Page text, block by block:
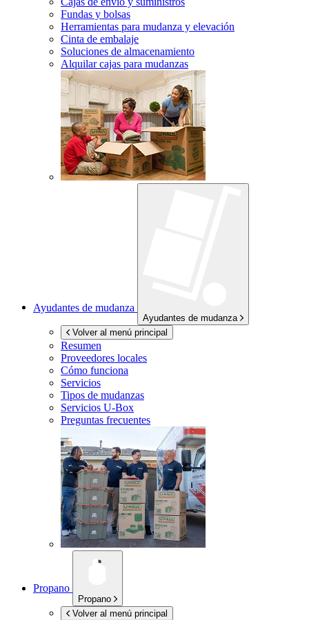
Fundas y bolsas
Herramientas para mudanza y elevación
Cinta de embalaje
Soluciones de almacenamiento
Alquilar cajas para mudanzas
Ayudantes de mudanza
Ayudantes de mudanza
Volver al menú principal
Resumen
Proveedores locales
Cómo funciona
Servicios
Tipos de mudanzas
Servicios U-Box
Preguntas frecuentes
Propano
Propano
Volver al menú principal